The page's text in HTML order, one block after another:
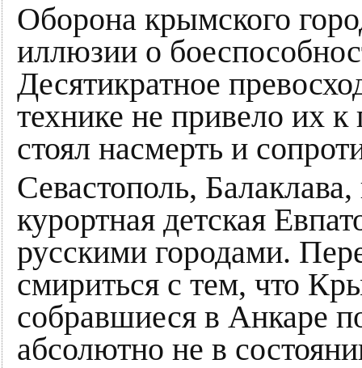
Оборона крымского
иллюзии о
Десятикратное
технике не привело их к
стоял насмерть и
Севастополь,
курортная детская
русскими городами.
смириться с тем, что
собравшиеся в Анкаре
абсолютно не в